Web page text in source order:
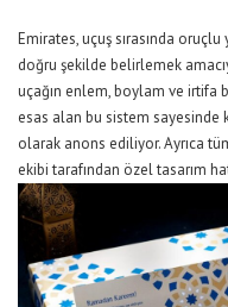
Emirates, uçuş sırasında
doğru şekilde belirlemek
uçağın enlem, boylam ve irtifa
esas alan bu sistem
olarak anons ediliyor. Ayrıca
ekibi tarafından özel tasarım